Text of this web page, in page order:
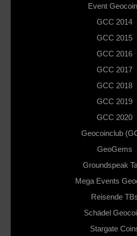
Event
GCC 2014
GCC 2015
GCC 2016
GCC 2017
GCC 2018
GCC 2019
GCC 2020
Geocoinclub
GeoGems
Groundspeak
Mega Events
Reisende
Schädel
Stargate